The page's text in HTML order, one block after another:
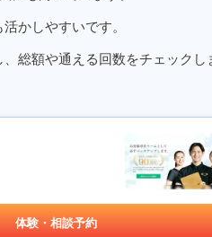
かしやすいです。
総額や通える回数をチェックし
体験・相談予約